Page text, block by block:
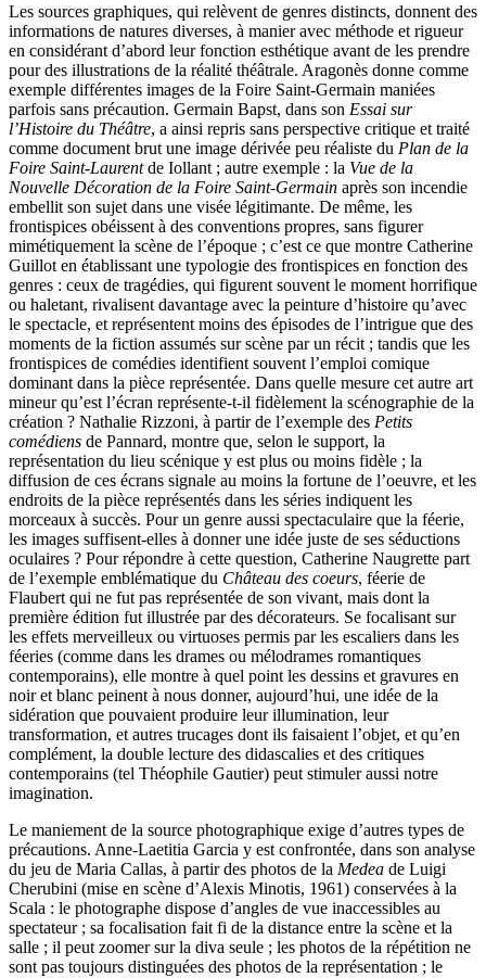
Les sources graphiques, qui relèvent de genres distincts, donnent des
informations de natures diverses, à manier avec méthode et rigueur
en considérant d’abord leur fonction esthétique avant de les prendre
pour des illustrations de la réalité théâtrale. Aragonès donne comme
exemple différentes images de la Foire Saint-Germain maniées
parfois sans précaution. Germain Bapst, dans son Essai sur
l’Histoire du Théâtre, a ainsi repris sans perspective critique et traité
comme document brut une image dérivée peu réaliste du Plan de la
Foire Saint-Laurentde Iollant ; autre exemple : la Vue de la
Nouvelle Décoration de la Foire Saint-Germain après son incendie
embellit son sujet dans une visée légitimante. De même, les
frontispices obéissent à des conventions propres, sans figurer
mimétiquement la scène de l’époque ; c’est ce que montre Catherine
Guillot en établissant une typologie des frontispices en fonction des
genres : ceux de tragédies, qui figurent souvent le moment horrifique
ou haletant, rivalisent davantage avec la peinture d’histoire qu’avec
le spectacle, et représentent moins des épisodes de l’intrigue que des
moments de la fiction assumés sur scène par un récit ; tandis que les
frontispices de comédies identifient souvent l’emploi comique
dominant dans la pièce représentée. Dans quelle mesure cet autre art
mineur qu’est l’écran représente-t-il fidèlement la scénographie de la
création ? Nathalie Rizzoni, à partir de l’exemple des Petits
comédiens de Pannard, montre que, selon le support, la
représentation du lieu scénique y est plus ou moins fidèle ; la
diffusion de ces écrans signale au moins la fortune de l’oeuvre, et les
endroits de la pièce représentés dans les séries indiquent les
morceaux à succès. Pour un genre aussi spectaculaire que la féerie,
les images suffisent-elles à donner une idée juste de ses séductions
oculaires ? Pour répondre à cette question, Catherine Naugrette part
de l’exemple emblématique du Château des coeurs, féerie de
Flaubert qui ne fut pas représentée de son vivant, mais dont la
première édition fut illustrée par des décorateurs. Se focalisant sur
les effets merveilleux ou virtuoses permis par les escaliers dans les
féeries (comme dans les drames ou mélodrames romantiques
contemporains), elle montre à quel point les dessins et gravures en
noir et blanc peinent à nous donner, aujourd’hui, une idée de la
sidération que pouvaient produire leur illumination, leur
transformation, et autres trucages dont ils faisaient l’objet, et qu’en
complément, la double lecture des didascalies et des critiques
contemporains (tel Théophile Gautier) peut stimuler aussi notre
imagination.
Le maniement de la source photographique exige d’autres types de
précautions. Anne-Laetitia Garcia y est confrontée, dans son analyse
du jeu de Maria Callas, à partir des photos de la Medea de Luigi
Cherubini (mise en scène d’Alexis Minotis, 1961) conservées à la
Scala : le photographe dispose d’angles de vue inaccessibles au
spectateur ; sa focalisation fait fi de la distance entre la scène et la
salle ; il peut zoomer sur la diva seule ; les photos de la répétition ne
sont pas toujours distinguées des photos de la représentation ; le